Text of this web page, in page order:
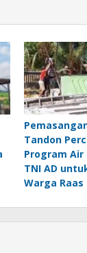
Tandon
Program Air
TNI AD
Warga Raas